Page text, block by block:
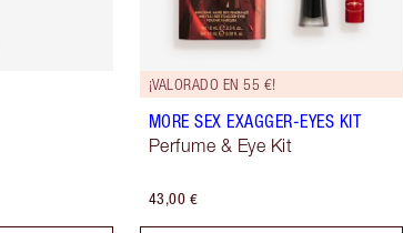
¡VALORADO EN 55 €!
MORE SEX EXAGGER-EYES KIT
Perfume & Eye Kit
43,00 €